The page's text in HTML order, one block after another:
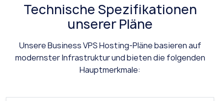
Technische Spezifikationen
unserer Pläne
Unsere Business VPS Hosting-Pläne basieren auf
modernster Infrastruktur und bieten die folgenden
Hauptmerkmale: